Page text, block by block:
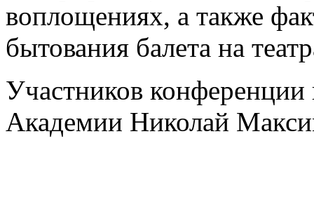
воплощениях, а также
бытования балета на
Участников конференции
Академии Николай